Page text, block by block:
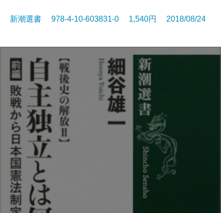
新潮選書 978-4-10-603831-0 1,540円 2018/08/24